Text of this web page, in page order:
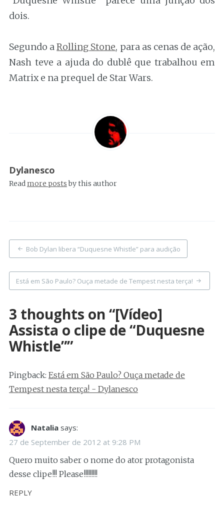
dois.
Segundo aRolling Stone, para as cenas de ação,
Nash teve a ajuda do dublê que trabalhou em
Matrix e na prequel de Star Wars.
Dylanesco
Readmore postsby this author
Post
navigation
Bob Dylan libera “Duquesne Whistle” para audição
Está em São Paulo? Ouça metade de Tempest nesta terça!
3 thoughts on “[Vídeo]
Assista o clipe de “Duquesne
Whistle””
Pingback: Está em São Paulo? Ouça metade de
Tempest nesta terça! - Dylanesco
Natalia says:
27 de September de 2012 at 9:28 PM
Quero muito saber o nome do ator protagonista
desse clipe!!! Please!!!!!!!!!
REPLY